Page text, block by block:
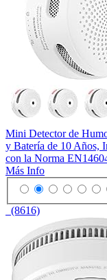
Mini Detector de
y Batería de 10 Años,
con la Norma
Más Info
(8616)